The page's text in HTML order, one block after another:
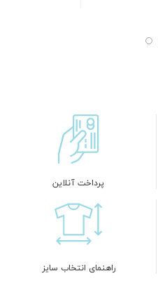
پرداخت آنلاین
راهنمای انتخاب سایز